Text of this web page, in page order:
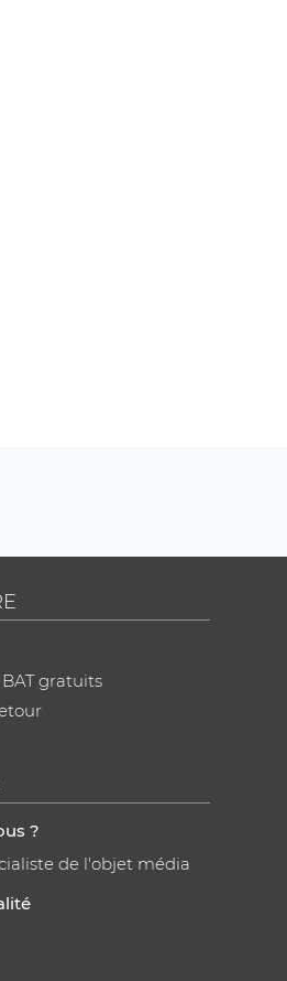
gratuits
?
de l'objet média